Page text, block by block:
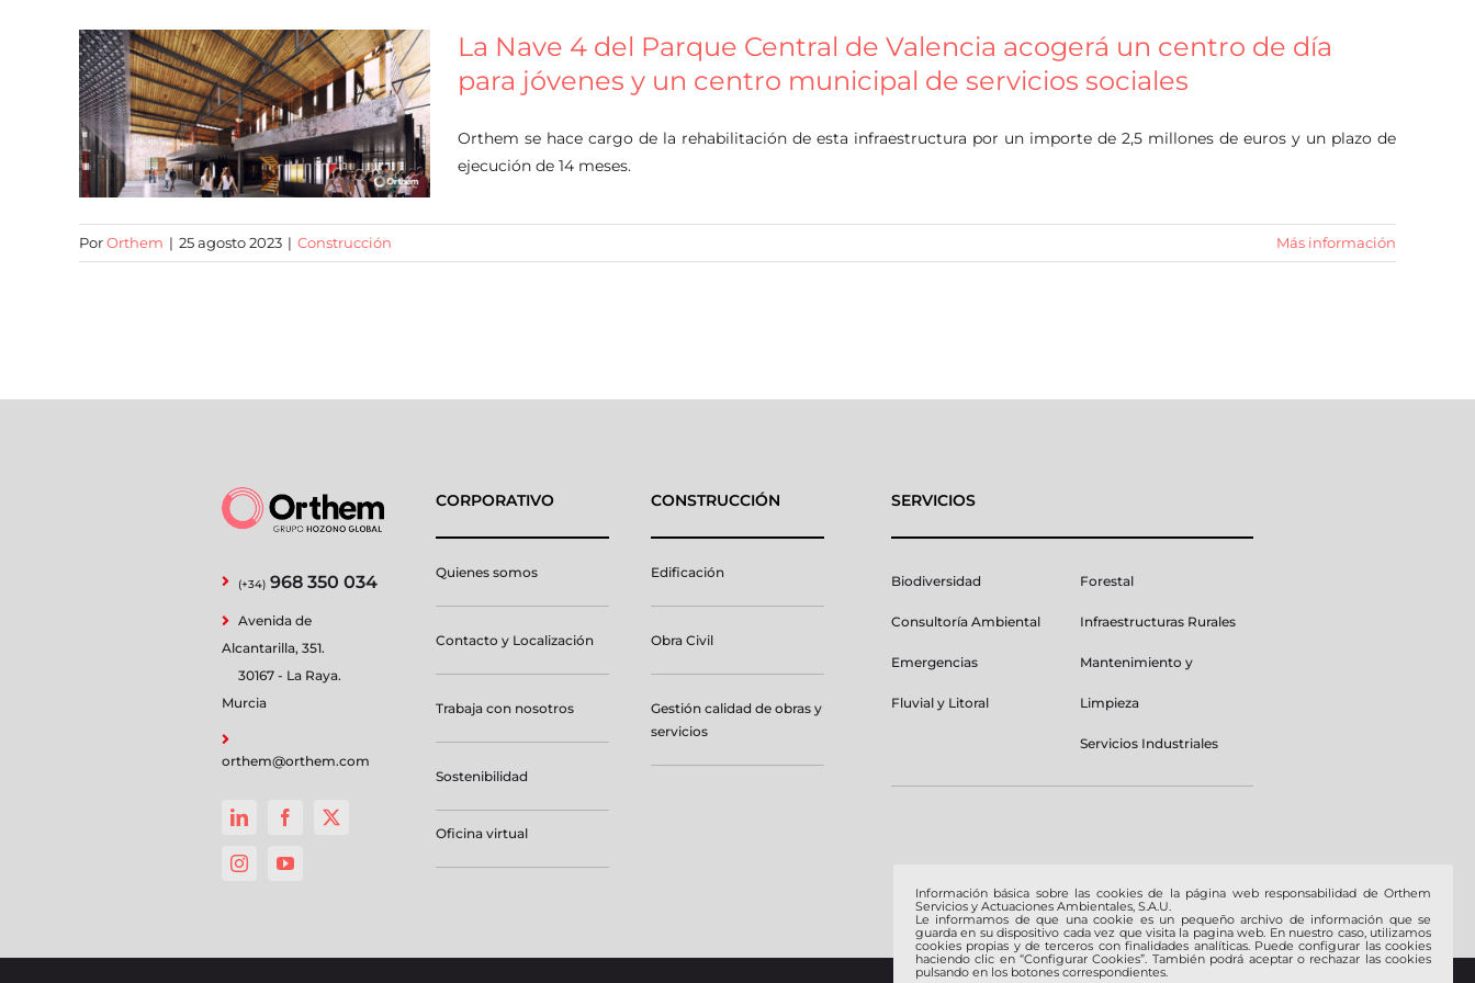
La Nave 4 del Parque Central de Valencia acogerá un centro de día
para jóvenes y un centro municipal de servicios sociales
Orthem se hace cargo de la rehabilitación de esta infraestructura por un importe de 2,5 millones de euros y un plazo de
ejecución de 14 meses.
PorOrthem | 25 agosto 2023 | Construcción Más información
(+34) 968 350 034
Avenida de
Alcantarilla, 351.
30167 - La Raya.
Murcia
orthem@orthem.com
CORPORATIVO
Quienes somos
Contacto y Localización
Trabaja con nosotros
Sostenibilidad
Oficina virtual
CONSTRUCCIÓN
Edificación
Obra Civil
Gestión calidad de obras y
servicios
SERVICIOS
Biodiversidad
Consultoría Ambiental
Emergencias
Fluvial y Litoral
Forestal
Infraestructuras Rurales
Mantenimiento y
Limpieza
Servicios Industriales
Información básica sobre las cookies de la página web responsabilidad de Orthem
Servicios y Actuaciones Ambientales, S.A.U.
Le informamos de que una cookie es un pequeño archivo de información que se
guarda en su dispositivo cada vez que visita la pagina web. En nuestro caso, utilizamos
cookies propias y de terceros con finalidades analíticas. Puede configurar las cookies
haciendo clic en “Configurar Cookies”. También podrá aceptar o rechazar las cookies
pulsando en los botones correspondientes.